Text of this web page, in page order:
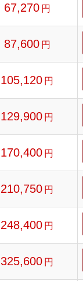
67,270 円
87,600 円
105,120 円
129,900 円
170,400 円
210,750 円
248,400 円
325,600 円